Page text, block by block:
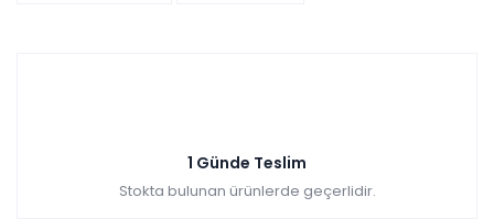
1 Günde Teslim
Stokta bulunan ürünlerde geçerlidir.